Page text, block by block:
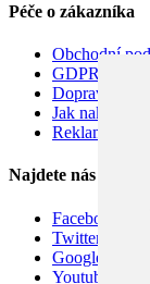
Péče o zákazníka
Obchodní
GDPR
Doprava
Jak nakupovat
Reklamace
Najdete nás
Facebook
Twitter
Google
Youtube